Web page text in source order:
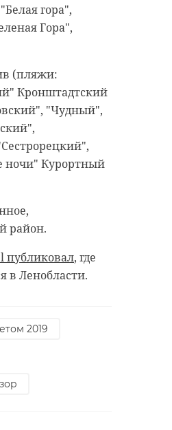
гора",
Гора",
(пляжи:
Кронштадтский
"Чудный",
Курортный
район.
публиковал, где
в Ленобласти.
2019
В
дворце
завершили